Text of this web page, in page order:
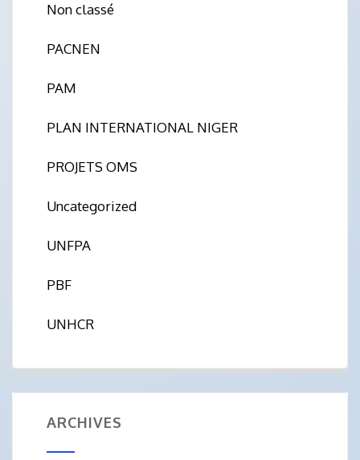
Non classé
PACNEN
PAM
PLAN INTERNATIONAL NIGER
PROJETS OMS
Uncategorized
UNFPA
PBF
UNHCR
ARCHIVES